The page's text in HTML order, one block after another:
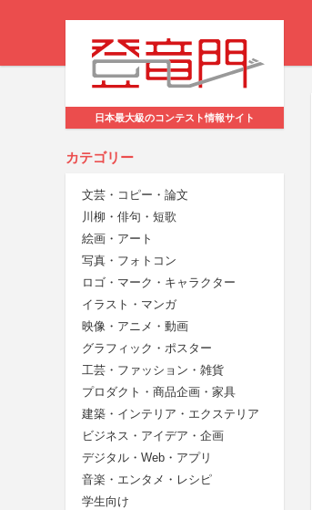
日本最大級のコンテスト情報サイト
カテゴリー
文芸・コピー・論文
川柳・俳句・短歌
絵画・アート
写真・フォトコン
ロゴ・マーク・キャラクター
イラスト・マンガ
映像・アニメ・動画
グラフィック・ポスター
工芸・ファッション・雑貨
プロダクト・商品企画・家具
建築・インテリア・エクステリア
ビジネス・アイデア・企画
デジタル・Web・アプリ
音楽・エンタメ・レシピ
学生向け